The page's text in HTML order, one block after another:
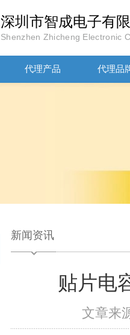
深圳市智成电子有
Shenzhen Zhicheng Electronic
代理产品 代理品
新闻资讯
贴片电
文章来